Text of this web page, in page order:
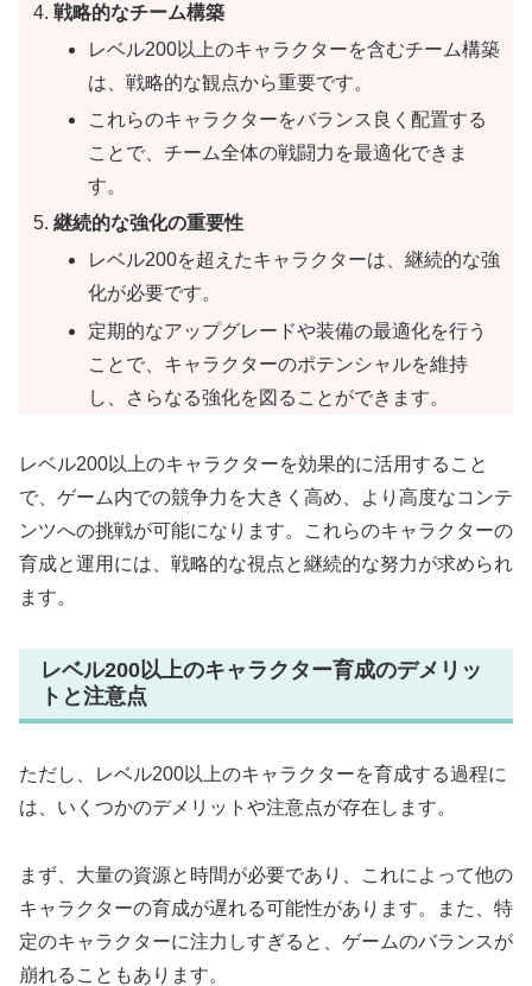
戦略的なチーム構築
レベル200以上のキャラクターを含むチーム構築
は、戦略的な観点から重要です。
これらのキャラクターをバランス良く配置する
ことで、チーム全体の戦闘力を最適化できま
す。
継続的な強化の重要性
レベル200を超えたキャラクターは、継続的な強
化が必要です。
定期的なアップグレードや装備の最適化を行う
ことで、キャラクターのポテンシャルを維持
し、さらなる強化を図ることができます。
レベル200以上のキャラクターを効果的に活用すること
で、ゲーム内での競争力を大きく高め、より高度なコンテ
ンツへの挑戦が可能になります。これらのキャラクターの
育成と運用には、戦略的な視点と継続的な努力が求められ
ます。
レベル200以上のキャラクター育成のデメリッ
トと注意点
ただし、レベル200以上のキャラクターを育成する過程に
は、いくつかのデメリットや注意点が存在します。
まず、大量の資源と時間が必要であり、これによって他の
キャラクターの育成が遅れる可能性があります。また、特
定のキャラクターに注力しすぎると、ゲームのバランスが
崩れることもあります。